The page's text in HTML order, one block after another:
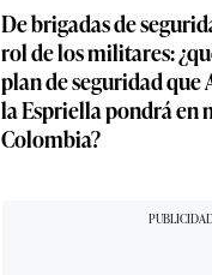
De brigadas de
rol de los militares:
plan de seguridad que
la Espriella pondrá en
Colombia?